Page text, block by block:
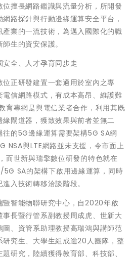
擅長網路鑑識與流量分析，所開發
路探針與行動邊緣運算安全平台，
業的一流技術，為邁入國際化的職
生的資安保護。
全、人才孕育同步走
正研發建置一套適用於室內之專
信網路模式，有成本高昂、維護難
育專網是與電信業者合作，利用其既
閘道器，獲致效果與前者並無二
的5G邊緣運算需要架構5G SA網
NSA與LTE網路並未支援，令市面上
而世新與瑞擎數位研發的特色就在
SA的架構下啟用邊緣運算，同時
入技術轉移洽談階段。
暨智能物聯研究中心，自2020年啟
長暨行管系副教授周成虎、世新大
、資管系助理教授高瑞鴻與講師范
究生、大學生組成逾20人團隊，整
研究，陸續獲得教育部、科技部、